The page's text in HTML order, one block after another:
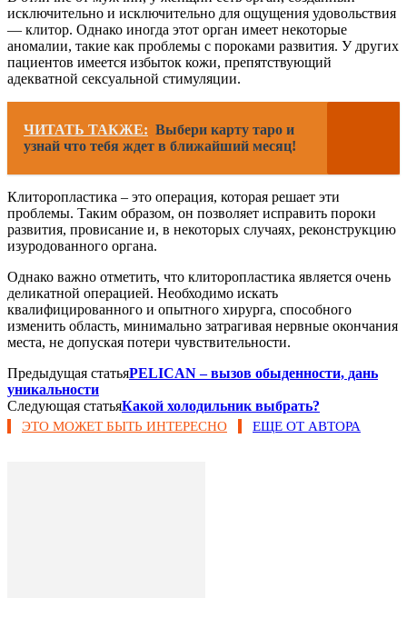
исключительно и исключительно для ощущения удовольствия
— клитор. Однако иногда этот орган имеет некоторые
аномалии, такие как проблемы с пороками развития. У других
пациентов имеется избыток кожи, препятствующий
адекватной сексуальной стимуляции.
ЧИТАТЬ ТАКЖЕ: Выбери карту таро и
узнай что тебя ждет в ближайший месяц!
Клиторопластика – это операция, которая решает эти
проблемы. Таким образом, он позволяет исправить пороки
развития, провисание и, в некоторых случаях, реконструкцию
изуродованного органа.
Однако важно отметить, что клиторопластика является очень
деликатной операцией. Необходимо искать
квалифицированного и опытного хирурга, способного
изменить область, минимально затрагивая нервные окончания
места, не допуская потери чувствительности.
Предыдущая статьяPELICAN – вызов обыденности, дань
уникальности
Следующая статьяКакой холодильник выбрать?
ЭТО МОЖЕТ БЫТЬ ИНТЕРЕСНО ЕЩЕ ОТ АВТОРА